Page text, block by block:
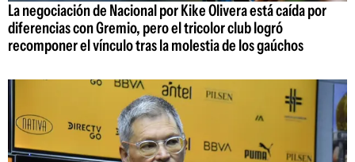
La negociación de Nacional por Kike Olivera está caída por
diferencias con Gremio, pero el tricolor club logró
recomponer el vínculo tras la molestia de los gaúchos